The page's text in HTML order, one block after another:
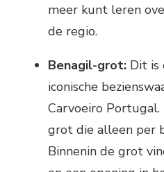
meer kunt leren
de regio.
Benagil-grot: Dit is
iconische
Carvoeiro
grot die alleen per
Binnenin de grot